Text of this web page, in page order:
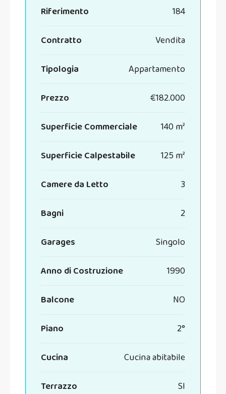
Riferimento 184
Contratto Vendita
Tipologia Appartamento
Prezzo €182.000
Superficie Commerciale 140 m²
Superficie Calpestabile 125 m²
Camere da Letto 3
Bagni 2
Garages Singolo
Anno di Costruzione 1990
Balcone NO
Piano 2°
Cucina Cucina abitabile
Terrazzo SI